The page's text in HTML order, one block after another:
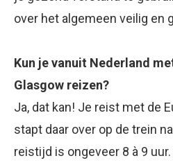
over het algemeen veilig en
Kun je vanuit Nederland
Glasgow reizen?
Ja, dat kan! Je reist met de
stapt daar over op de trein
reistijd is ongeveer 8 à 9